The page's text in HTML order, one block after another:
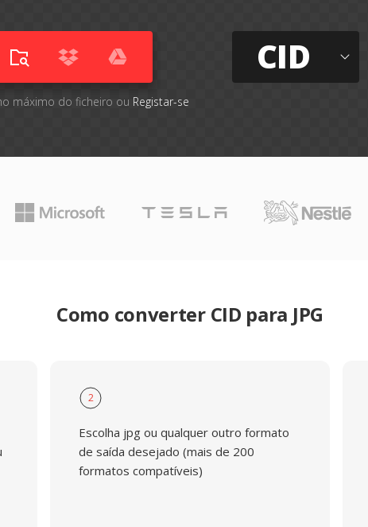
máximo do ficheiro ou Registar-se
CID
Como converter CID para JPG
2
Escolha jpg ou qualquer outro formato
de saída desejado (mais de 200
formatos compatíveis)